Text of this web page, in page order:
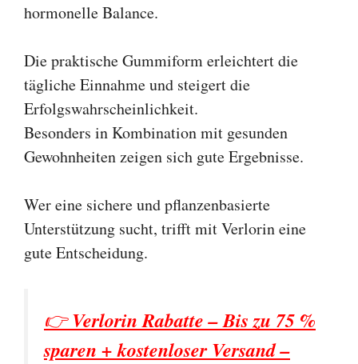
hormonelle Balance.
Die praktische Gummiform erleichtert die
tägliche Einnahme und steigert die
Erfolgswahrscheinlichkeit.
Besonders in Kombination mit gesunden
Gewohnheiten zeigen sich gute Ergebnisse.
Wer eine sichere und pflanzenbasierte
Unterstützung sucht, trifft mit Verlorin eine
gute Entscheidung.
👉Verlorin Rabatte – Bis zu 75 %
sparen + kostenloser Versand –